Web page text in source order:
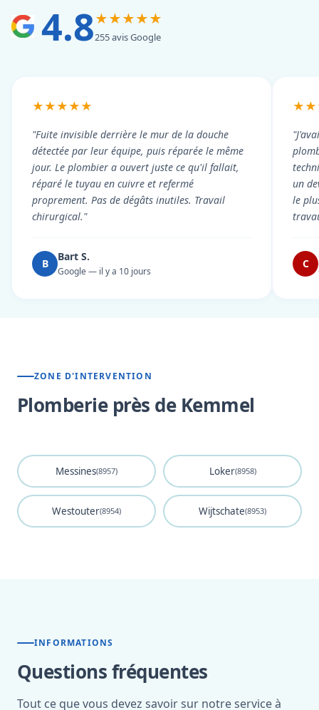
4.8★★★★★
255 avis Google
★★★★★
"Fuite invisible derrière le mur de la douche
détectée par leur équipe, puis réparée le même
jour. Le plombier a ouvert juste ce qu'il fallait,
réparé le tuyau en cuivre et refermé
proprement. Pas de dégâts inutiles. Travail
chirurgical."
B
Bart S.
Google — il y a 10 jours
un
le
C
ZONE D'INTERVENTION
Plomberie près de Kemmel
Messines(8957) Loker(8958)
Westouter(8954) Wijtschate(8953)
INFORMATIONS
Questions fréquentes
Tout ce que vous devez savoir sur notre service à